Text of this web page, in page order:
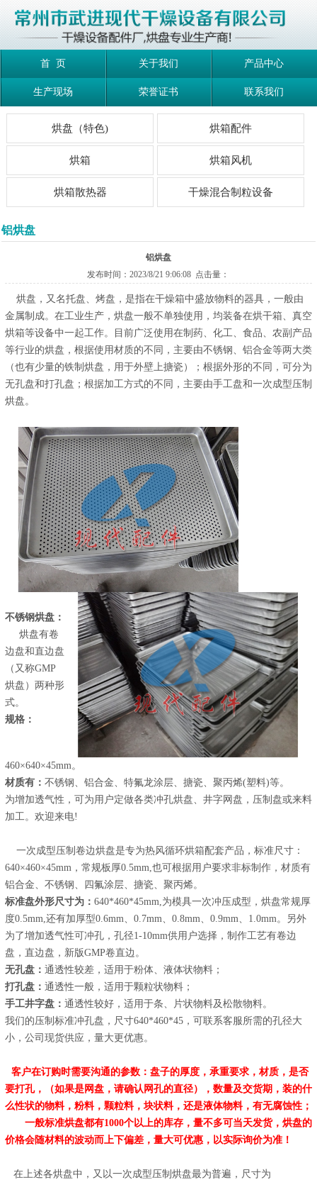
首 页 关于我们 产品中心
生产现场 荣誉证书 联系我们
烘盘（特色) 烘箱配件
烘箱 烘箱风机
烘箱散热器 干燥混合制粒设备
铝烘盘
铝烘盘
发布时间：2023/8/21 9:06:08 点击量：
烘盘，又名托盘、烤盘，是指在干燥箱中盛放物料的器具，一般由
金属制成。在工业生产，烘盘一般不单独使用，均装备在烘干箱、真空
烘箱等设备中一起工作。目前广泛使用在制药、化工、食品、农副产品
等行业的烘盘，根据使用材质的不同，主要由不锈钢、铝合金等两大类
（也有少量的铁制烘盘，用于外壁上搪瓷）；根据外形的不同，可分为
无孔盘和打孔盘；根据加工方式的不同，主要由手工盘和一次成型压制
烘盘。
不锈钢烘盘：
烘盘有卷
边盘和直边盘
（又称GMP
烘盘）两种形
式。
规格：
460×640×45mm。
材质有： 不锈钢、铝合金、特氟龙涂层、搪瓷、聚丙烯(塑料)等。
为增加透气性，可为用户定做各类冲孔烘盘、井字网盘，压制盘或来料
加工。欢迎来电!
一次成型压制卷边烘盘是专为热风循环烘箱配套产品，标准尺寸：
640×460×45mm，常规板厚0.5mm,也可根据用户要求非标制作，材质有
铝合金、不锈钢、四氟涂层、搪瓷、聚丙烯。
标准盘外形尺寸为： 640*460*45mm,为模具一次冲压成型，烘盘常规厚
度0.5mm,还有加厚型0.6mm、0.7mm、0.8mm、0.9mm、1.0mm。另外
为了增加透气性可冲孔，孔径1-10mm供用户选择，制作工艺有卷边
盘，直边盘，新版GMP卷直边。
无孔盘： 通透性较差，适用于粉体、液体状物料；
打孔盘： 通透性一般，适用于颗粒状物料；
手工井字盘： 通透性较好，适用于条、片状物料及松散物料。
我们的压制标准冲孔盘，尺寸640*460*45，可联系客服所需的孔径大
小，公司现货供应，量大更优惠。
客户在订购时需要沟通的参数：盘子的厚度，承重要求，材质，是否
要打孔，（如果是网盘，请确认网孔的直径），数量及交货期，装的什
么性状的物料，粉料，颗粒料，块状料，还是液体物料，有无腐蚀性；
一般标准烘盘都有1000个以上的库存，量不多可当天发货，烘盘的
价格会随材料的波动而上下偏差，量大可优惠，以实际询价为准！
在上述各烘盘中，又以一次成型压制烘盘最为普遍，尺寸为